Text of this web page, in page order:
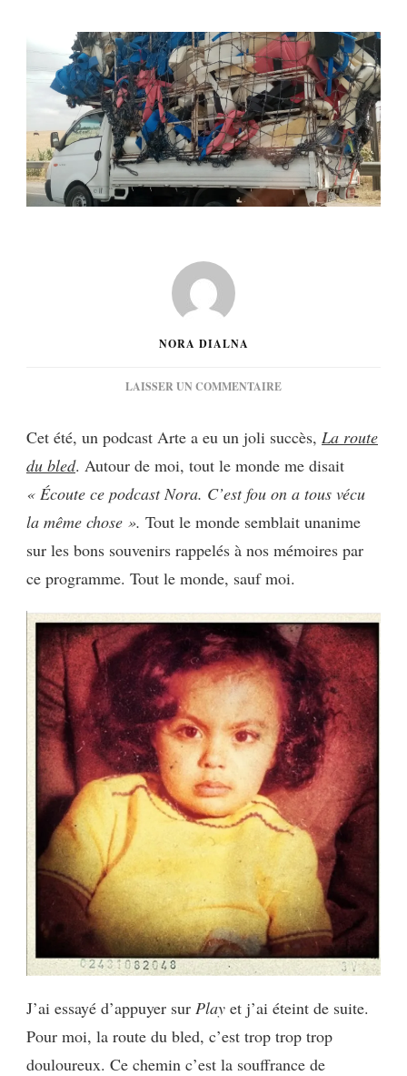
NORA DIALNA
LAISSER UN COMMENTAIRESUR
ROUTE
DU
Cet été, un podcast Arte a eu un joli succès, La route
du bled. Autour de moi, tout le monde me disait
« Écoute ce podcast Nora. C’est fou on a tous vécu
la même chose ». Tout le monde semblait unanime
sur les bons souvenirs rappelés à nos mémoires par
ce programme. Tout le monde, sauf moi.
J’ai essayé d’appuyer sur Play et j’ai éteint de suite.
Pour moi, la route du bled, c’est trop trop trop
douloureux. Ce chemin c’est la souffrance de